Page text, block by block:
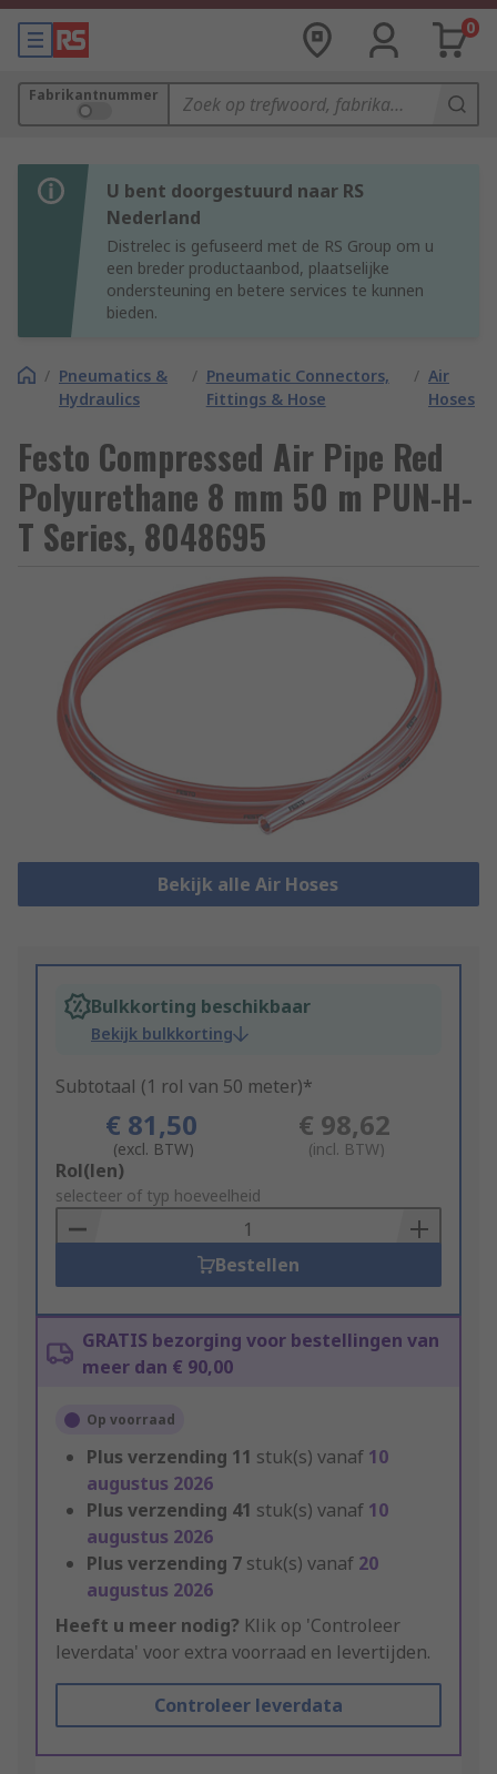
0
Fabrikantnummer
U bent doorgestuurd naar RS
Nederland
Distrelec is gefuseerd met de RS Group om u
een breder productaanbod, plaatselijke
ondersteuning en betere services te kunnen
bieden.
/ Pneumatics &
Hydraulics
/ Pneumatic Connectors,
Fittings & Hose
/ Air
Hoses
Festo Compressed Air Pipe Red
Polyurethane 8 mm 50 m PUN-H-
T Series, 8048695
Bekijk alle Air Hoses
Bulkkorting beschikbaar
Bekijk bulkkorting
Subtotaal (1 rol van 50 meter)*
€ 81,50
(excl. BTW)
€ 98,62
(incl. BTW)
Add
to
Basket
Rol(len)
selecteer of typ hoeveelheid
Bestellen
GRATIS bezorging voor bestellingen van
meer dan € 90,00
Op voorraad
Plus verzending 11 stuk(s) vanaf 10
augustus 2026
Plus verzending 41 stuk(s) vanaf 10
augustus 2026
Plus verzending 7 stuk(s) vanaf 20
augustus 2026
Heeft u meer nodig? Klik op 'Controleer
leverdata' voor extra voorraad en levertijden.
Controleer leverdata